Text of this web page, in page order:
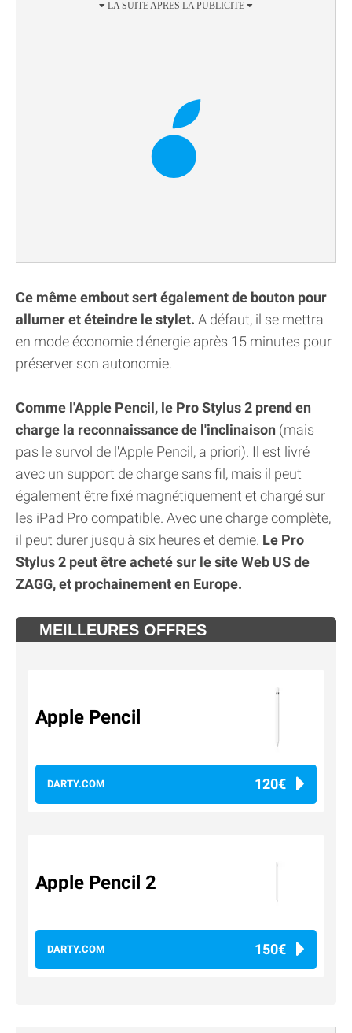
Ce même embout sert également de bouton pour
allumer et éteindre le stylet. A défaut, il se mettra
en mode économie d'énergie après 15 minutes pour
préserver son autonomie.
Comme l'Apple Pencil, le Pro Stylus 2 prend en
charge la reconnaissance de l'inclinaison (mais
pas le survol de l'Apple Pencil, a priori). Il est livré
avec un support de charge sans fil, mais il peut
également être fixé magnétiquement et chargé sur
les iPad Pro compatible. Avec une charge complète,
il peut durer jusqu'à six heures et demie. Le Pro
Stylus 2 peut être acheté sur le site Web US de
ZAGG, et prochainement en Europe.
MEILLEURES OFFRES
Apple Pencil
DARTY.COM 120€
Apple Pencil 2
DARTY.COM 150€